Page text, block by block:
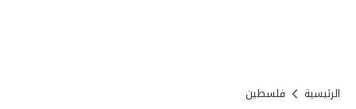
الرئيسية فلسطين